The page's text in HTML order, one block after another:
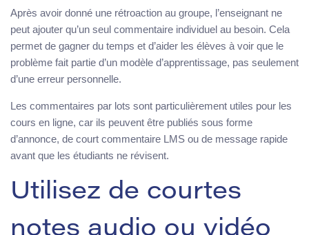
Après avoir donné une rétroaction au groupe, l’enseignant ne
peut ajouter qu’un seul commentaire individuel au besoin. Cela
permet de gagner du temps et d’aider les élèves à voir que le
problème fait partie d’un modèle d’apprentissage, pas seulement
d’une erreur personnelle.
Les commentaires par lots sont particulièrement utiles pour les
cours en ligne, car ils peuvent être publiés sous forme
d’annonce, de court commentaire LMS ou de message rapide
avant que les étudiants ne révisent.
Utilisez de courtes